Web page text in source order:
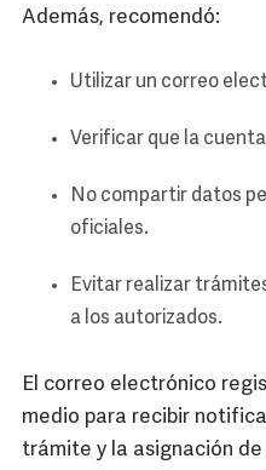
Además, recomendó:
Utilizar un correo
Verificar que la
No compartir datos
oficiales.
Evitar realizar
a los autorizados.
El correo electrónico
medio para recibir
trámite y la asignación